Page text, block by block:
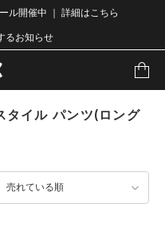
ル開催中 ｜ 詳細はこちら
るお知らせ
タイル パンツ(ロング
売れている順